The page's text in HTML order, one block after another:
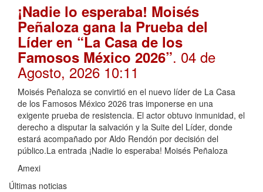
¡Nadie lo esperaba! Moisés
Peñaloza gana la Prueba del
Líder en “La Casa de los
Famosos México 2026”. 04 de
Agosto, 2026 10:11
Moisés Peñaloza se convirtió en el nuevo líder de La Casa
de los Famosos México 2026 tras imponerse en una
exigente prueba de resistencia. El actor obtuvo inmunidad, el
derecho a disputar la salvación y la Suite del Líder, donde
estará acompañado por Aldo Rendón por decisión del
público.La entrada ¡Nadie lo esperaba! Moisés Peñaloza
Amexi
Últimas noticias